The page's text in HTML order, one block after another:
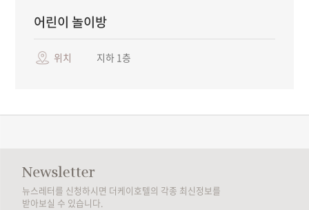
어린이 놀이방
위치 지하 1층
뉴스레터를 신청하시면 더케이호텔의 각종 최신정보를
받아보실 수 있습니다.